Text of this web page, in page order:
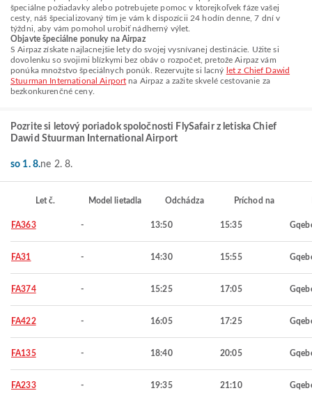
špeciálne požiadavky alebo potrebujete pomoc v ktorejkoľvek fáze vašej
cesty, náš špecializovaný tím je vám k dispozícii 24 hodín denne, 7 dní v
týždni, aby vám pomohol urobiť nádherný výlet.
Objavte špeciálne ponuky na Airpaz
S Airpaz získate najlacnejšie lety do svojej vysnívanej destinácie. Užite si
dovolenku so svojimi blízkymi bez obáv o rozpočet, pretože Airpaz vám
ponúka množstvo špeciálnych ponúk. Rezervujte si lacný let z Chief Dawid
Stuurman International Airport na Airpaz a zažite skvelé cestovanie za
bezkonkurenčné ceny.
Pozrite si letový poriadok spoločnosti FlySafair z letiska Chief
Dawid Stuurman International Airport
so 1. 8.ne 2. 8.
Let č. Model lietadla Odchádza Príchod na
FA363 - 13:50 15:35
FA31 - 14:30 15:55
FA374 - 15:25 17:05
FA422 - 16:05 17:25
FA135 - 18:40 20:05
FA233 - 19:35 21:10